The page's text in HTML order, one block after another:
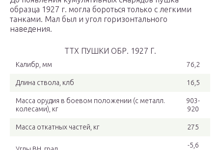
образца 1927 г. могла бороться только с легкими
танками. Мал был и угол горизонтального
наведения.
ТТХ ПУШКИ ОБР. 1927 Г.
Калибр, мм 76,2
Длина ствола, клб 16,5
Масса орудия в боевом положении (с металл.
колесами), кг
903-
920
Масса откатных частей, кг 275
-5,6